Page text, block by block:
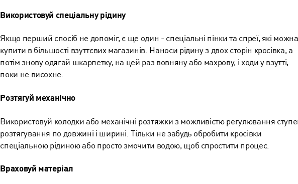
Використовуй спеціальну рідину
Якщо перший спосіб не допоміг, є ще один - спеціальні пінки та спреї, які можна
купити в більшості взуттєвих магазинів. Наноси рідину з двох сторін кросівка, а
потім знову одягай шкарпетку, на цей раз вовняну або махрову, і ходи у взутті,
поки не висохне.
Розтягуй механічно
Використовуй колодки або механічні розтяжки з можливістю регулювання
розтягування по довжині і ширині. Тільки не забудь обробити кросівки
спеціальною рідиною або просто змочити водою, щоб спростити процес.
Враховуй матеріал